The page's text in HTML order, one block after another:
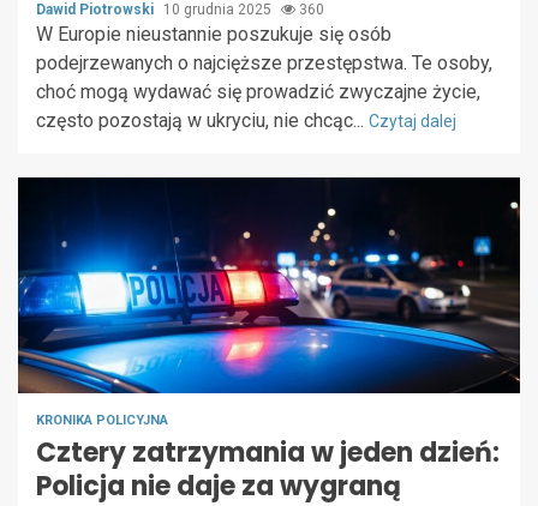
Dawid Piotrowski 10 grudnia 2025 360
W Europie nieustannie poszukuje się osób
podejrzewanych o najcięższe przestępstwa. Te osoby,
choć mogą wydawać się prowadzić zwyczajne życie,
często pozostają w ukryciu, nie chcąc... Czytaj dalej
KRONIKA POLICYJNA
Cztery zatrzymania w jeden dzień:
Policja nie daje za wygraną